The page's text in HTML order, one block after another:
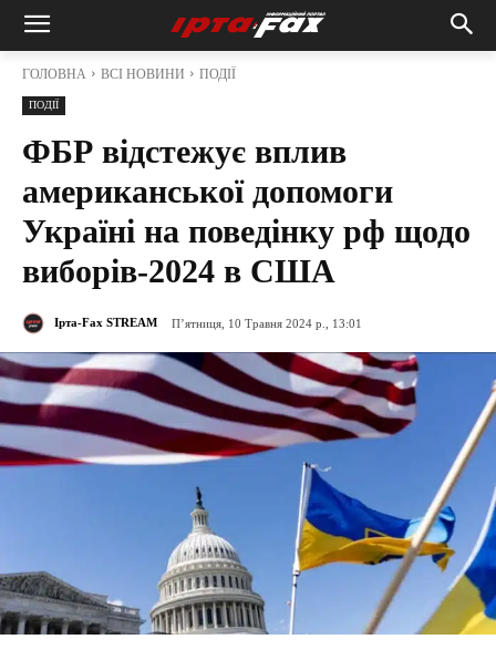
ГОЛОВНА ВСІ НОВИНИ ПОДІЇ
ПОДІЇ
ФБР відстежує вплив
американської допомоги
Україні на поведінку рф щодо
виборів-2024 в США
Ірта-Fax STREAM П’ятниця, 10 Травня 2024 р., 13:01